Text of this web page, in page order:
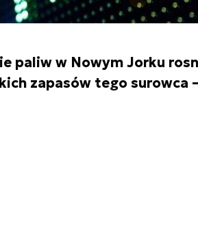
paliw w Nowym Jorku
zapasów tego surowca